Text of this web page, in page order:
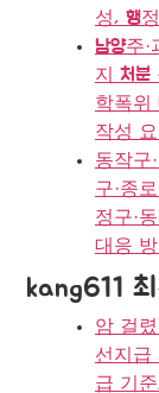
성, 행
남양주·
지 처
학폭위
작성
동작구
구·종
정구·
대응
kang611
암 걸
선지급
급 기준